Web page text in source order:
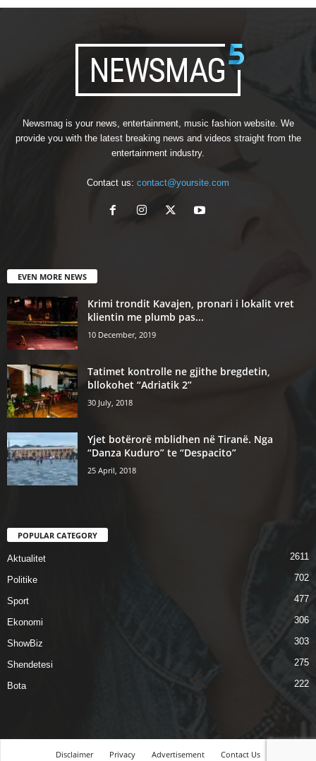
Newsmag is your news, entertainment, music fashion website. We
provide you with the latest breaking news and videos straight from the
entertainment industry.
Contact us: contact@yoursite.com
EVEN MORE NEWS
Krimi trondit Kavajen, pronari i lokalit vret
klientin me plumb pas...
10 December, 2019
Tatimet kontrolle ne gjithe bregdetin,
bllokohet “Adriatik 2”
30 July, 2018
Yjet botërorë mblidhen në Tiranë. Nga
“Danza Kuduro” te “Despacito”
25 April, 2018
POPULAR CATEGORY
Aktualitet 2611
Politike 702
Sport 477
Ekonomi 306
ShowBiz 303
Shendetesi 275
Bota 222
Disclaimer Privacy Advertisement Contact Us